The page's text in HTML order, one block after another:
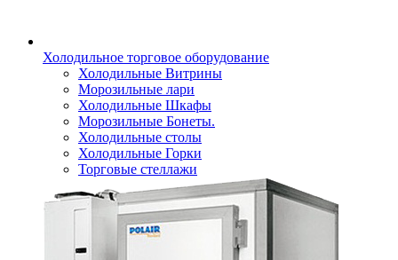
Холодильное торговое оборудование
Холодильные Витрины
Морозильные лари
Холодильные Шкафы
Морозильные Бонеты.
Холодильные столы
Холодильные Горки
Торговые стеллажи